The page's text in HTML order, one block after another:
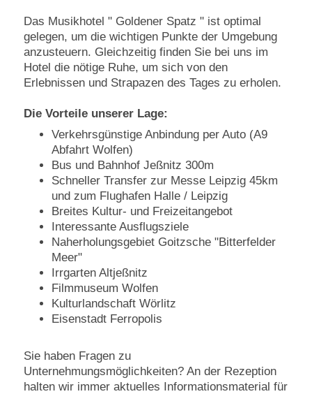
Das Musikhotel " Goldener Spatz " ist optimal
gelegen, um die wichtigen Punkte der Umgebung
anzusteuern. Gleichzeitig finden Sie bei uns im
Hotel die nötige Ruhe, um sich von den
Erlebnissen und Strapazen des Tages zu erholen.
Die Vorteile unserer Lage:
Verkehrsgünstige Anbindung per Auto (A9
Abfahrt Wolfen)
Bus und Bahnhof Jeßnitz 300m
Schneller Transfer zur Messe Leipzig 45km
und zum Flughafen Halle / Leipzig
Breites Kultur- und Freizeitangebot
Interessante Ausflugsziele
Naherholungsgebiet Goitzsche "Bitterfelder
Meer"
Irrgarten Altjeßnitz
Filmmuseum Wolfen
Kulturlandschaft Wörlitz
Eisenstadt Ferropolis
Sie haben Fragen zu
Unternehmungsmöglichkeiten? An der Rezeption
halten wir immer aktuelles Informationsmaterial für